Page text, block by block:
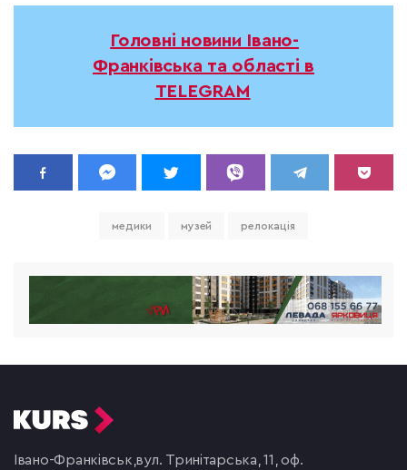
Головні новини Івано-
Франківська та області в
TELEGRAM
медики музей релокація
Івано-Франківськ,вул. Тринітарська, 11, оф.